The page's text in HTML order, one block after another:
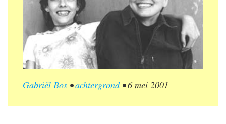
Gabriël Bos •achtergrond•6 mei 2001